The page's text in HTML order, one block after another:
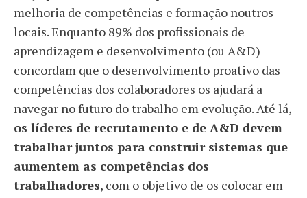
melhoria de competências e formação noutros
locais. Enquanto 89% dos profissionais de
aprendizagem e desenvolvimento (ou A&D)
concordam que o desenvolvimento proativo das
competências dos colaboradores os ajudará a
navegar no futuro do trabalho em evolução. Até lá,
os líderes de recrutamento e de A&D devem
trabalhar juntos para construir sistemas que
aumentem as competências dos
trabalhadores, com o objetivo de os colocar em